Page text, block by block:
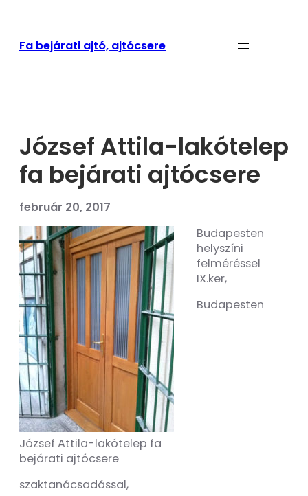
tartalomhoz
Fa bejárati ajtó, ajtócsere
József Attila-lakótelep
fa bejárati ajtócsere
február 20, 2017
József Attila-lakótelep fa
bejárati ajtócsere
Budapesten
helyszíni
felméréssel
IX.ker,
Budapesten
szaktanácsadással,